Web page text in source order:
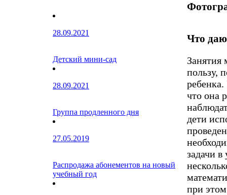
28.09.2021
Детский мини-сад
28.09.2021
Группа продленного дня
27.05.2019
Распродажа абонементов на новый
учебный год
Что
Занятия
пользу,
что она
дети
задачи в
при этом